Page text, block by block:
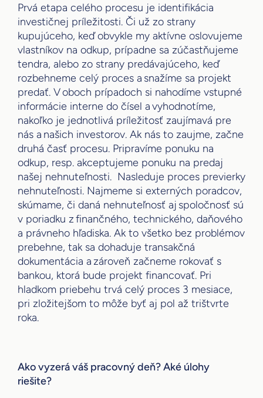
Prvá etapa celého procesu je identifikácia
investičnej príležitosti. Či už zo strany
kupujúceho, keď obvykle my aktívne oslovujeme
vlastníkov na odkup, prípadne sa zúčastňujeme
tendra, alebo zo strany predávajúceho, keď
rozbehneme celý proces a snažíme sa projekt
predať. V oboch prípadoch si nahodíme vstupné
informácie interne do čísel a vyhodnotíme,
nakoľko je jednotlivá príležitosť zaujímavá pre
nás a našich investorov. Ak nás to zaujme, začne
druhá časť procesu. Pripravíme ponuku na
odkup, resp. akceptujeme ponuku na predaj
našej nehnuteľnosti. Nasleduje proces previerky
nehnuteľnosti. Najmeme si externých poradcov,
skúmame, či daná nehnuteľnosť aj spoločnosť sú
v poriadku z finančného, technického, daňového
a právneho hľadiska. Ak to všetko bez problémov
prebehne, tak sa dohaduje transakčná
dokumentácia a zároveň začneme rokovať s
bankou, ktorá bude projekt financovať. Pri
hladkom priebehu trvá celý proces 3 mesiace,
pri zložitejšom to môže byť aj pol až trištvrte
roka.
Ako vyzerá váš pracovný deň? Aké úlohy
riešite?